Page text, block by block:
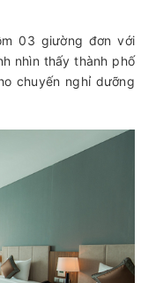
03 giường đơn với
nhìn thấy thành phố
chuyến nghỉ dưỡng